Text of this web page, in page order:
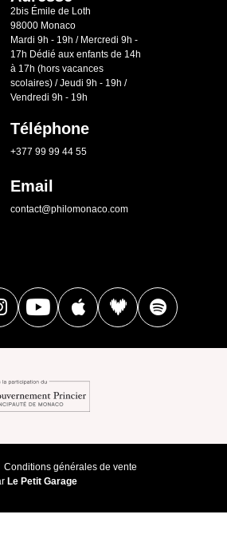
2bis Émile de Loth
98000 Monaco
Mardi 9h - 19h / Mercredi 9h -
17h Dédié aux enfants de 14h
à 17h (hors vacances
scolaires) / Jeudi 9h - 19h /
Vendredi 9h - 19h
Téléphone
+377 99 99 44 55
Email
contact@philomonaco.com
Conditions générales de vente
Le Petit Garage